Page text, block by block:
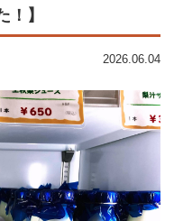
！】
2026.06.04